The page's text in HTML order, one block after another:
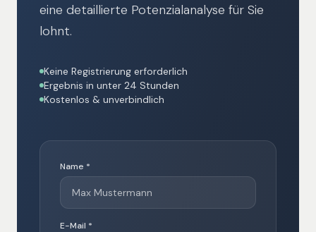
eine detaillierte Potenzialanalyse für Sie
lohnt.
Keine Registrierung erforderlich
Ergebnis in unter 24 Stunden
Kostenlos & unverbindlich
Name *
E-Mail *